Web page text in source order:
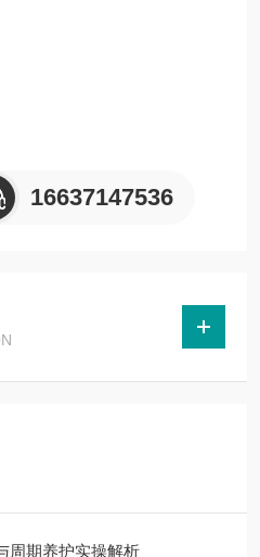
16637147536
周期养护实操解析